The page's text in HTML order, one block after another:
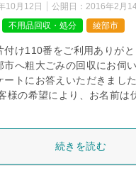
10月12日 公開日： 2016年2月
不用品回収・処分 綾部市
付け110番をご利用ありがと
市へ粗大ごみの回収にお伺
ートにお答えいただきまし
様の希望により、お名前は
続きを読む